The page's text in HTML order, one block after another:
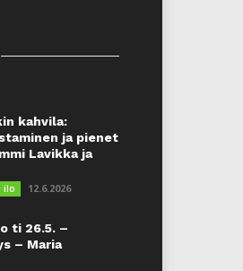
kahvila:
ja pienet
Lavikka ja
ilo 12.6.2026
ti 26.5. –
– Maria